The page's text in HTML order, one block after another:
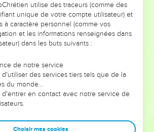
DE L’ANNÉE !
POUVAIENT VOUS ÉVITER LES
VOTRES ?
Mais on voit moins les doutes, les erreurs
qu'ils ont traversés, alors même que ce
elles qui les ont façonnés.
leaders, entrepreneurs, et responsables
plus de sagesse afin que leurs erreurs
utilise des traceurs (comme des
unique de votre compte utilisateur) et
à caractère personnel (comme vos
et les informations renseignées dans
dans les buts suivants :
de notre service
des services tiers tels que de la
du monde…
d'entrer en contact avec notre service de
Choisir mes cookies